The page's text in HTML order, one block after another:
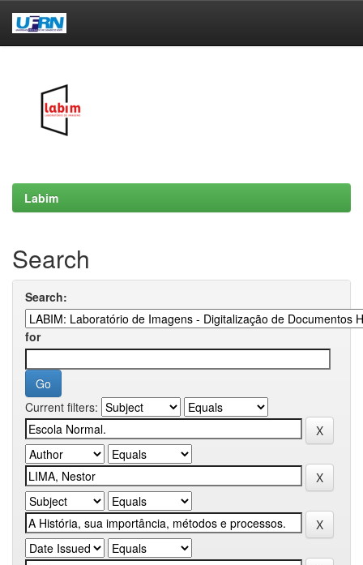
Labim
Search
Search:
for
Current filters: